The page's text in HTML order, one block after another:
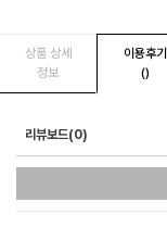
상품 상세
정보
이용후기
()
리뷰보드(0)